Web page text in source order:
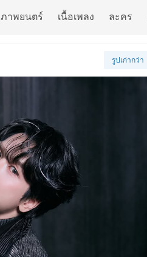
ภาพยนตร์ เนื้อเพลง ละคร
รูปเก่ากว่า